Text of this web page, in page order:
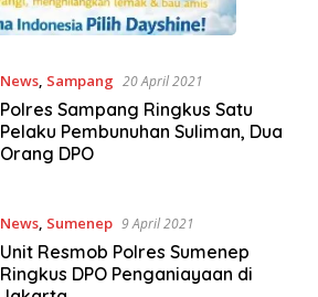
News, Sampang 20 April 2021
Polres Sampang Ringkus Satu
Pelaku Pembunuhan Suliman, Dua
Orang DPO
News, Sumenep 9 April 2021
Unit Resmob Polres Sumenep
Ringkus DPO Penganiayaan di